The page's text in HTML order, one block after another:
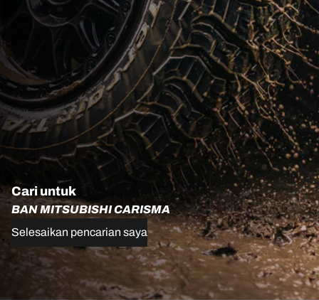
Cari untuk
BAN MITSUBISHI CARISMA
Selesaikan pencarian saya